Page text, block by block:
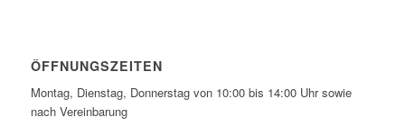
ÖFFNUNGSZEITEN
Montag, Dienstag, Donnerstag von 10:00 bis 14:00 Uhr sowie
nach Vereinbarung